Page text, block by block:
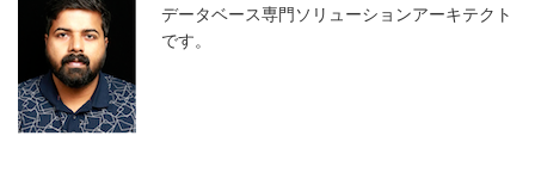
データベース専門ソリューションアーキテクト
です。